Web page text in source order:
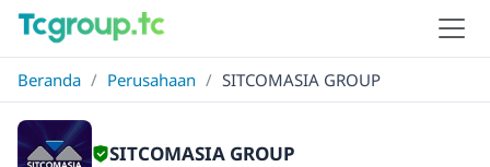
Beranda / Perusahaan / SITCOMASIA GROUP
SITCOMASIA GROUP